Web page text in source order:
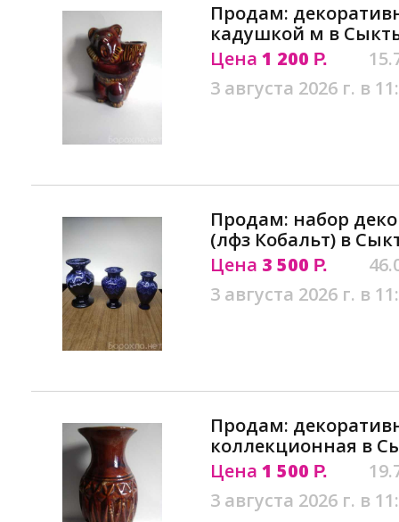
Продам:
кадушкой м в
Цена 1 200 Р.
3 августа 2026 г. в
Продам: набор
(лфз Кобальт) в
Цена 3 500 Р.
3 августа 2026 г. в
Продам:
коллекционная в
Цена 1 500 Р.
3 августа 2026 г. в